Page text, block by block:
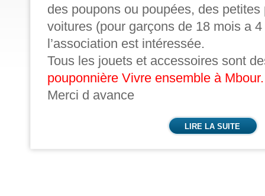
des poupons ou poupées, des
voitures (pour garçons de 18 mois a
l’association est intéressée.
Tous les jouets et accessoires sont
pouponnière Vivre ensemble à Mbour.
Merci d avance
LIRE LA SUITE